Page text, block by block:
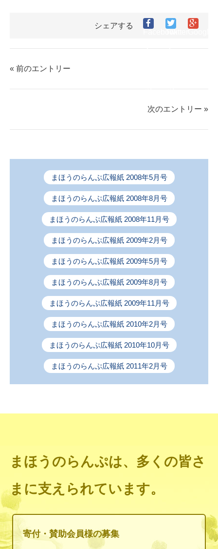
シェアする
シ
る
シ
る
ェ
« 前のエントリー
次のエントリー »
まほうのらんぷ広報紙 2008年5月号
まほうのらんぷ広報紙 2008年8月号
まほうのらんぷ広報紙 2008年11月号
まほうのらんぷ広報紙 2009年2月号
まほうのらんぷ広報紙 2009年5月号
まほうのらんぷ広報紙 2009年8月号
まほうのらんぷ広報紙 2009年11月号
まほうのらんぷ広報紙 2010年2月号
まほうのらんぷ広報紙 2010年10月号
まほうのらんぷ広報紙 2011年2月号
まほうのらんぷは、多くの皆さ
まに支えられています。
寄付・賛助会員様の募集